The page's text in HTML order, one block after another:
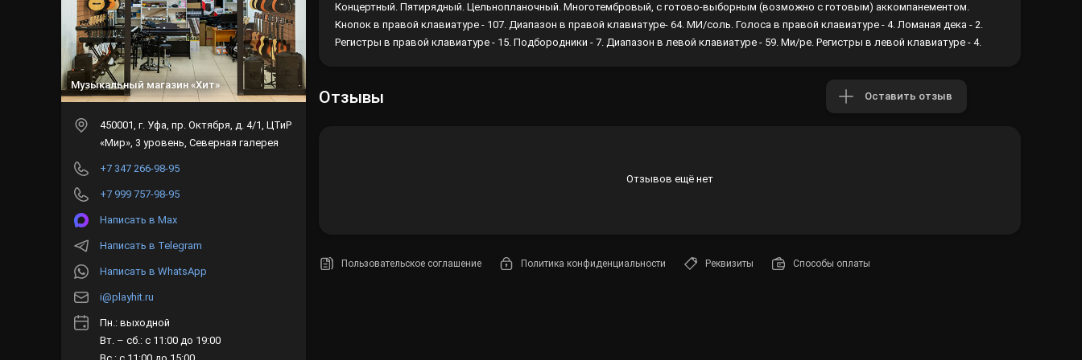
Концертный. Пятирядный. Цельнопланочный. Многотембровый, с готово-выборным (возможно с готовым) аккомпанементом.
Кнопок в правой клавиатуре - 107. Диапазон в правой клавиатуре- 64. МИ/соль. Голоса в правой клавиатуре - 4. Ломаная дека - 2.
Регистры в правой клавиатуре - 15. Подбородники - 7. Диапазон в левой клавиатуре - 59. Ми/ре. Регистры в левой клавиатуре - 4.
Отзывы Оставить отзыв
Отзывов ещё нет
Пользовательское соглашение Политика конфиденциальности Реквизиты Способы оплаты
Лампы
Музыкальный магазин «Хит»
450001 , г. Уфа пр. Октября, д. 4/1, ЦТиР
«Мир», 3 уровень, Северная галерея
+7 347 266-98-95
+7 999 757-98-95
Написать в Max
Написать в Telegram
Написать в WhatsApp
i@playhit.ru
Пн.: выходной
Вт. – сб.: с 11:00 до 19:00